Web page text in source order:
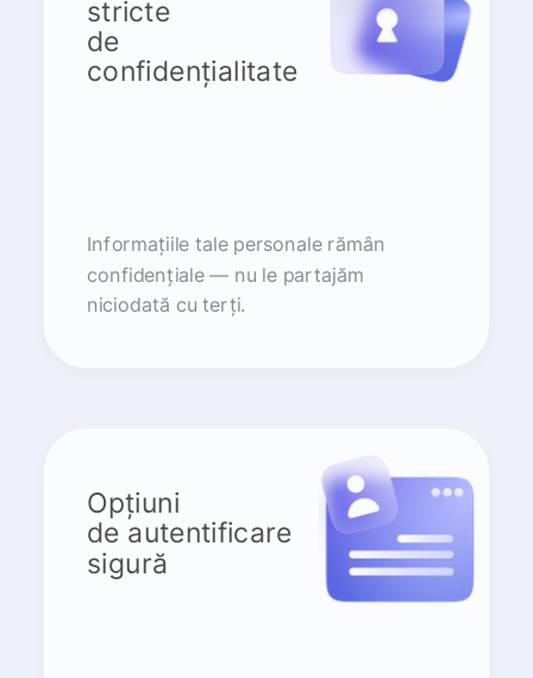
stricte
de
confidențialitate
Informațiile tale personale rămân
confidențiale — nu le partajăm
niciodată cu terți.
Opțiuni
de autentificare
sigură